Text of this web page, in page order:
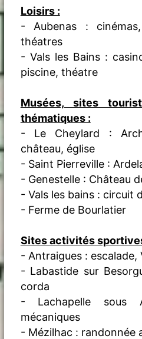
Loisirs :
- Aubenas :
théatres
- Vals les Bains :
piscine, théatre
Musées, sites
thématiques :
- Le Cheylard :
château, église
- Saint Pierreville :
- Genestelle : Château
- Vals les bains : circuit
- Ferme de Bourlatier
Sites activités
- Antraigues : escalade,
- Labastide sur
corda
- Lachapelle sous
mécaniques
- Mézilhac : randonnée